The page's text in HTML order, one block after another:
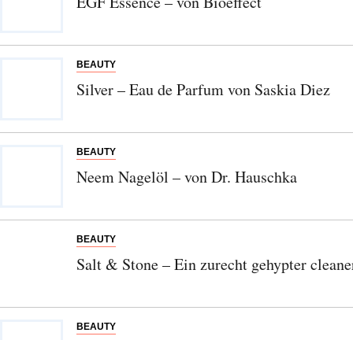
BEAUTY
Silver – Eau de Parfum von Saskia Diez
BEAUTY
Neem Nagelöl – von Dr. Hauschka
BEAUTY
Salt & Stone – Ein zurecht gehypter
BEAUTY
Abonnieren Sie unseren Newsletter
Bitte schicken Sie mir bis zum Widerruf meiner
Einwilligung den Newsletter mit Informationen zu
neuen Beiträgen. DieDatenschutzerklärunghabe ich
SENDEN